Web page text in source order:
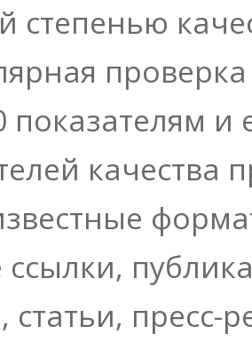
степенью
показателям
качества
ссылки,
статьи, пресс-